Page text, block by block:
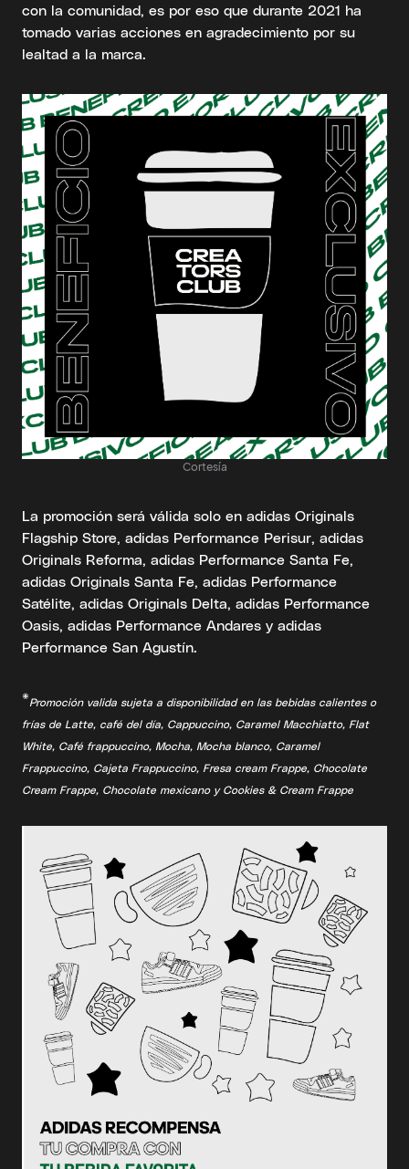
con la comunidad, es por eso que durante 2021 ha
tomado varias acciones en agradecimiento por su
lealtad a la marca.
Cortesía
La promoción será válida solo en adidas Originals
Flagship Store, adidas Performance Perisur, adidas
Originals Reforma, adidas Performance Santa Fe,
adidas Originals Santa Fe, adidas Performance
Satélite, adidas Originals Delta, adidas Performance
Oasis, adidas Performance Andares y adidas
Performance San Agustín.
*Promoción valida sujeta a disponibilidad en las bebidas calientes o
frías de Latte, café del día, Cappuccino, Caramel Macchiatto, Flat
White, Café frappuccino, Mocha, Mocha blanco, Caramel
Frappuccino, Cajeta Frappuccino, Fresa cream Frappe, Chocolate
Cream Frappe, Chocolate mexicano y Cookies & Cream Frappe